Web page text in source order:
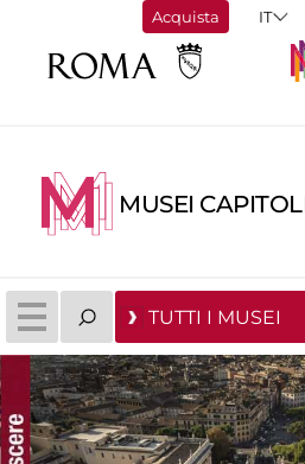
Acquista
MUSEI
TUTTI I MUSEI